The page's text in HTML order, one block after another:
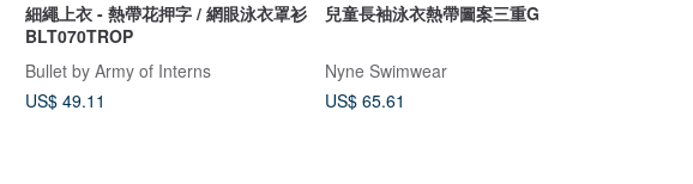
細繩上衣 - 熱帶花押字 / 網眼泳衣罩衫
BLT070TROP
Bullet by Army of Interns
US$ 49.11
兒童長袖泳衣熱帶圖案三重G
Nyne Swimwear
US$ 65.61